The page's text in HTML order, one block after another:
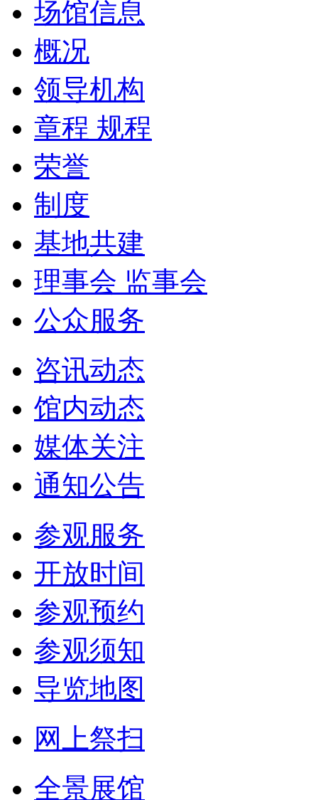
场馆信息
概况
领导机构
章程 规程
荣誉
制度
基地共建
理事会 监事会
公众服务
咨讯动态
馆内动态
媒体关注
通知公告
参观服务
开放时间
参观预约
参观须知
导览地图
网上祭扫
全景展馆